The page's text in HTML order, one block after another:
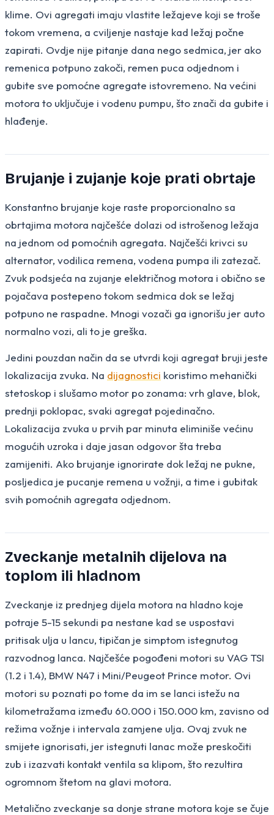
klime. Ovi agregati imaju vlastite ležajeve koji se troše
tokom vremena, a cviljenje nastaje kad ležaj počne
zapirati. Ovdje nije pitanje dana nego sedmica, jer ako
remenica potpuno zakoči, remen puca odjednom i
gubite sve pomoćne agregate istovremeno. Na većini
motora to uključuje i vodenu pumpu, što znači da gubite i
hlađenje.
Brujanje i zujanje koje prati obrtaje
Konstantno brujanje koje raste proporcionalno sa
obrtajima motora najčešće dolazi od istrošenog ležaja
na jednom od pomoćnih agregata. Najčešći krivci su
alternator, vodilica remena, vodena pumpa ili zatezač.
Zvuk podsjeća na zujanje električnog motora i obično se
pojačava postepeno tokom sedmica dok se ležaj
potpuno ne raspadne. Mnogi vozači ga ignorišu jer auto
normalno vozi, ali to je greška.
Jedini pouzdan način da se utvrdi koji agregat bruji jeste
lokalizacija zvuka. Na dijagnostici koristimo mehanički
stetoskop i slušamo motor po zonama: vrh glave, blok,
prednji poklopac, svaki agregat pojedinačno.
Lokalizacija zvuka u prvih par minuta eliminiše većinu
mogućih uzroka i daje jasan odgovor šta treba
zamijeniti. Ako brujanje ignorirate dok ležaj ne pukne,
posljedica je pucanje remena u vožnji, a time i gubitak
svih pomoćnih agregata odjednom.
Zveckanje metalnih dijelova na
toplom ili hladnom
Zveckanje iz prednjeg dijela motora na hladno koje
potraje 5-15 sekundi pa nestane kad se uspostavi
pritisak ulja u lancu, tipičan je simptom istegnutog
razvodnog lanca. Najčešće pogođeni motori su VAG TSI
(1.2 i 1.4), BMW N47 i Mini/Peugeot Prince motor. Ovi
motori su poznati po tome da im se lanci istežu na
kilometražama između 60.000 i 150.000 km, zavisno od
režima vožnje i intervala zamjene ulja. Ovaj zvuk ne
smijete ignorisati, jer istegnuti lanac može preskočiti
zub i izazvati kontakt ventila sa klipom, što rezultira
ogromnom štetom na glavi motora.
Metalično zveckanje sa donje strane motora koje se čuje